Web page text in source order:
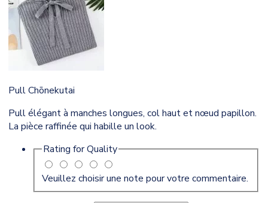
Pull Chōnekutai
Pull élégant à manches longues, col haut et nœud papillon.
La pièce raffinée qui habille un look.
Rating forQuality
Veuillez choisir une note pour votre commentaire.